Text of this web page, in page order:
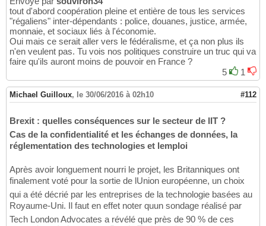
tout d'abord coopération pleine et entière de tous les services
"régaliens" inter-dépendants : police, douanes, justice, armée,
monnaie, et sociaux liés à l'économie.
Oui mais ce serait aller vers le fédéralisme, et ça non plus ils
n'en veulent pas. Tu vois nos politiques construire un truc qui va
faire qu'ils auront moins de pouvoir en France ?
5
1
Michael Guilloux, le 30/06/2016 à 02h10 #112
Brexit : quelles conséquences sur le secteur de lIT ?
Cas de la confidentialité et les échanges de données, la
réglementation des technologies et lemploi
Après avoir longuement nourri le projet, les Britanniques ont
finalement voté pour la sortie de lUnion européenne, un choix
qui a été décrié par les entreprises de la technologie basées au
Royaume-Uni. Il faut en effet noter quun sondage réalisé par
Tech London Advocates a révélé que près de 90 % de ces